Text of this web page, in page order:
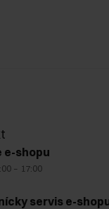
e-shopu
– 17:00
servis e-